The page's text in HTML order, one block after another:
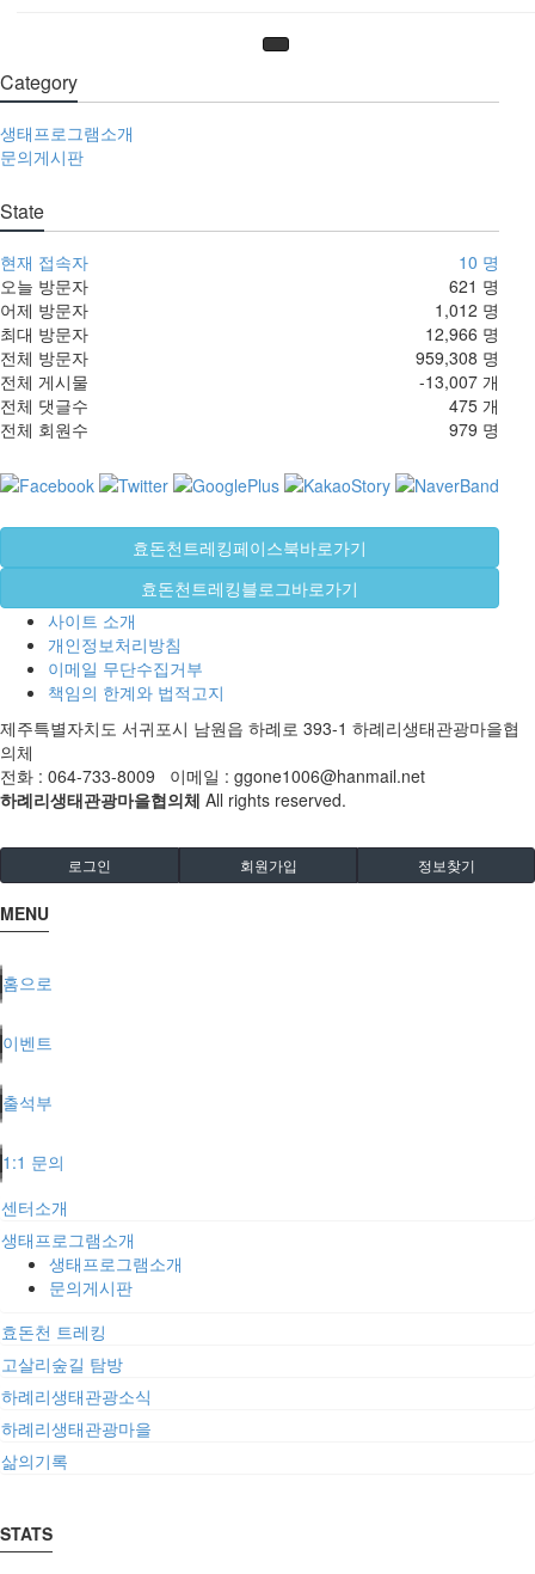
Category
생태프로그램소개
문의게시판
State
현재 접속자
10 명
오늘 방문자
621 명
어제 방문자
1,012 명
최대 방문자
12,966 명
전체 방문자
959,308 명
전체 게시물
-13,007 개
전체 댓글수
475 개
전체 회원수
979 명
효돈천트레킹페이스북바로가기
효돈천트레킹블로그바로가기
사이트 소개
개인정보처리방침
이메일 무단수집거부
책임의 한계와 법적고지
제주특별자치도 서귀포시 남원읍 하례로 393-1 하례리생태관광마을협
의체
전화 : 064-733-8009 이메일 : ggone1006@hanmail.net
하례리생태관광마을협의체 All rights reserved.
로그인 회원가입 정보찾기
MENU
홈으로
이벤트
출석부
1:1 문의
센터소개
생태프로그램소개
생태프로그램소개
문의게시판
효돈천 트레킹
고살리숲길 탐방
하례리생태관광소식
하례리생태관광마을
삶의기록
STATS